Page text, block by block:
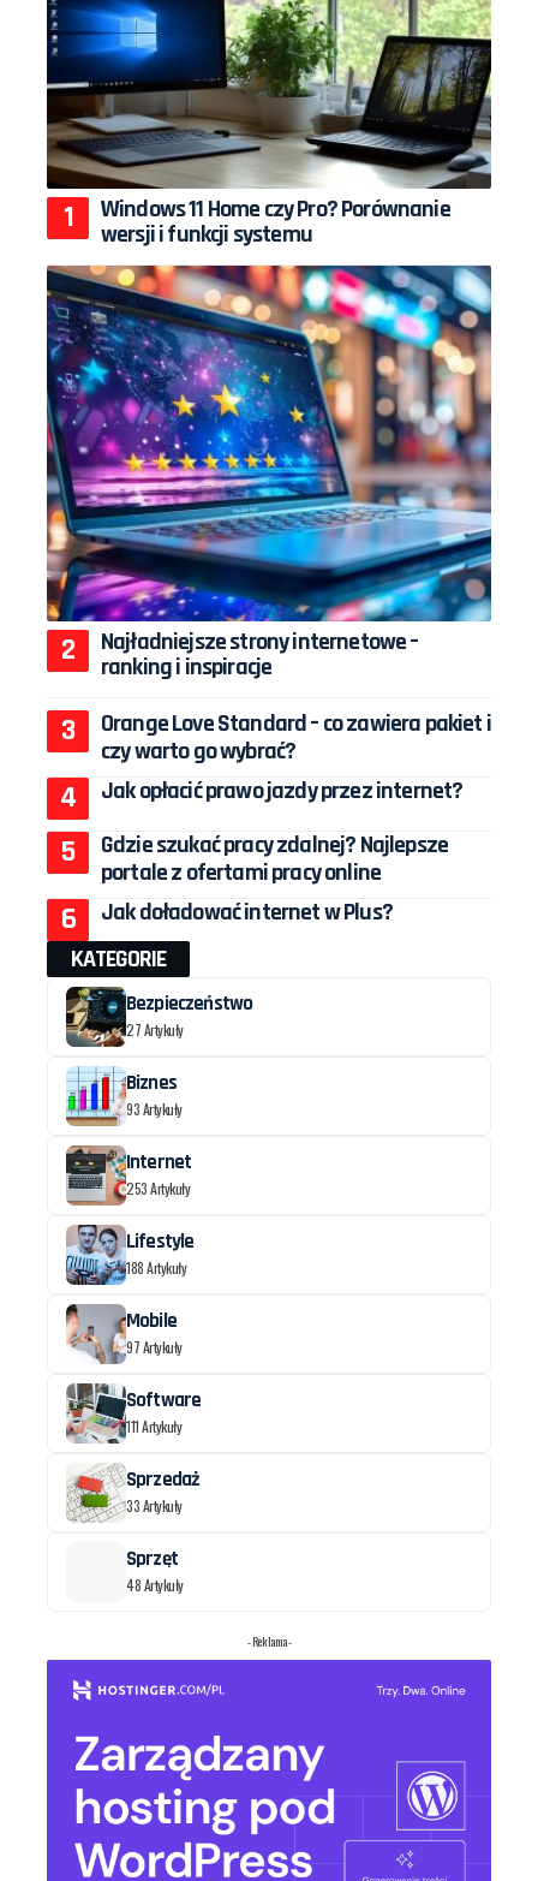
Windows 11 Home czy Pro? Porównanie
wersji i funkcji systemu
Najładniejsze strony internetowe –
ranking i inspiracje
Orange Love Standard – co zawiera pakiet i
czy warto go wybrać?
Jak opłacić prawo jazdy przez internet?
Gdzie szukać pracy zdalnej? Najlepsze
portale z ofertami pracy online
Jak doładować internet w Plus?
KATEGORIE
Bezpieczeństwo
27 Artykuły
Biznes
93 Artykuły
Internet
253 Artykuły
Lifestyle
188 Artykuły
Mobile
97 Artykuły
Software
111 Artykuły
Sprzedaż
33 Artykuły
Sprzęt
48 Artykuły
- Reklama -